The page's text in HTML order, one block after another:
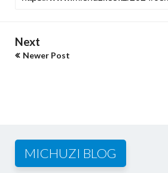
Next
Newer Post
MICHUZI BLOG